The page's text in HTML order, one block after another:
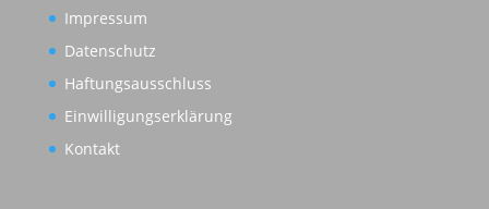
Impressum
Datenschutz
Haftungsausschluss
Einwilligungserklärung
Kontakt